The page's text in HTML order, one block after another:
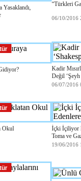
Yasaklandı,
“Türkleri
06/10/2016
Kadir
Değil
06/07/2016
Okul
İçki İçiliyor
Toma ve
19/06/2016